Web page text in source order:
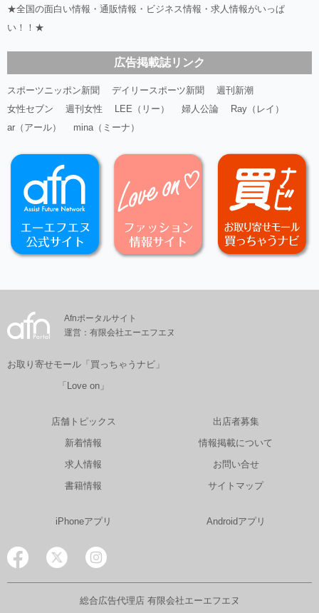
★全国の面白い情報・通販情報・ビジネス情報・求人情報がいっぱ
い！！★
広告掲載誌リンク
スポーツニッポン新聞 デイリースポーツ新聞
週刊新潮
女性セブン
週刊女性 LEE（リー） 婦人公論
Ray（レイ）
ar（アール）
mina（ミーナ）
Afnポータルサイト
運営：有限会社エーエフエヌ
お取り寄せモール「買っちゃうナビ」
「Love on」
店舗トピックス
新着情報
求人情報
書籍情報
出店者募集
情報掲載について
お問い合せ
サイトマップ
iPhoneアプリ Androidアプリ
総合広告代理店 有限会社エーエフエヌ